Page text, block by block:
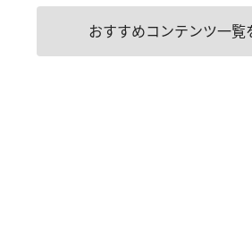
おすすめコンテンツ一覧